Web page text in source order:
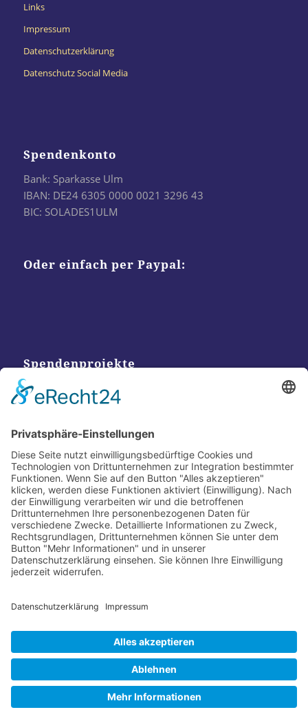
Links
Impressum
Datenschutzerklärung
Datenschutz Social Media
Spendenkonto
Bank: Sparkasse Ulm
IBAN: DE24 6305 0000 0021 3296 43
BIC: SOLADES1ULM
Oder einfach per Paypal:
Spendenprojekte
Kontakt
Postanschrift
Traumkatzen e.V.
89231 Neu-Ulm